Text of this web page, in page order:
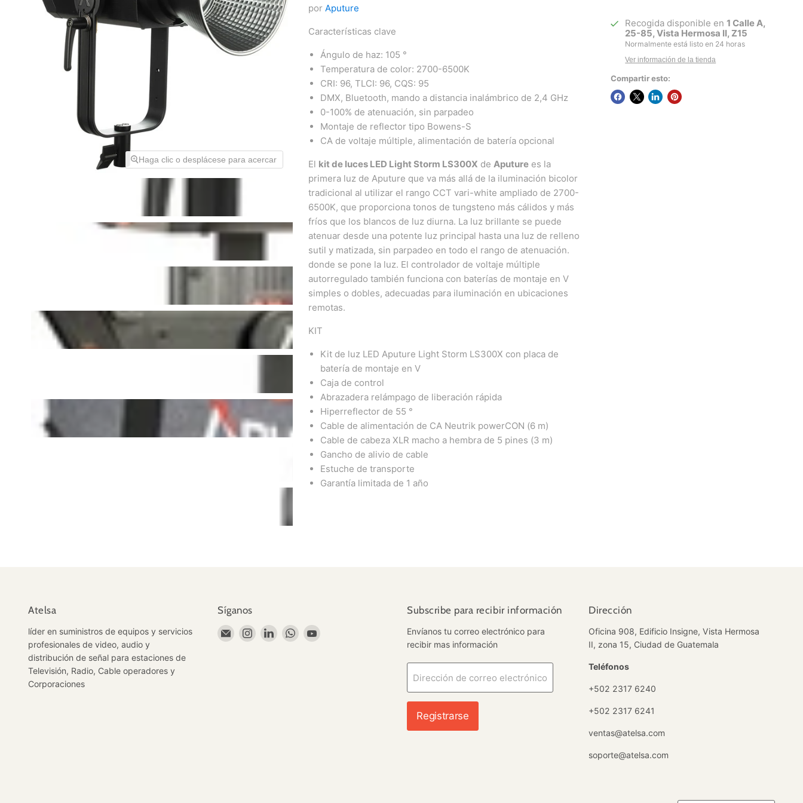
Haga clic o desplácese para acercar Haga clic o desplácese para acercar
por Aputure
Características clave
Ángulo de haz: 105 °
Temperatura de color: 2700-6500K
CRI: 96, TLCI: 96, CQS: 95
DMX, Bluetooth, mando a distancia inalámbrico de 2,4 GHz
0-100% de atenuación, sin parpadeo
Montaje de reflector tipo Bowens-S
CA de voltaje múltiple, alimentación de batería opcional
El kit de luces LED Light Storm LS300X de Aputurees la
primera luz de Aputure que va más allá de la iluminación bicolor
tradicional al utilizar el rango CCT vari-white ampliado de 2700-
6500K, que proporciona tonos de tungsteno más cálidos y más
fríos que los blancos de luz diurna. La luz brillante se puede
atenuar desde una potente luz principal hasta una luz de relleno
sutil y matizada, sin parpadeo en todo el rango de atenuación.
donde se pone la luz. El controlador de voltaje múltiple
autorregulado también funciona con baterías de montaje en V
simples o dobles, adecuadas para iluminación en ubicaciones
remotas.
KIT
Kit de luz LED Aputure Light Storm LS300X con placa de
batería de montaje en V
Caja de control
Abrazadera relámpago de liberación rápida
Hiperreflector de 55 °
Cable de alimentación de CA Neutrik powerCON (6 m)
Cable de cabeza XLR macho a hembra de 5 pines (3 m)
Gancho de alivio de cable
Estuche de transporte
Garantía limitada de 1 año
Recogida disponible en1 Calle A,
25-85, Vista Hermosa II, Z15
Normalmente está listo en 24 horas
Ver información de la tienda
Compartir esto:
Atelsa
líder en suministros de equipos y servicios
profesionales de video, audio y
distribución de señal para estaciones de
Televisión, Radio, Cable operadores y
Corporaciones
Síganos
Encuéntrenos
Encuéntrenos
Encuéntrenos
Encuéntrenos
Encuéntrenos
Subscribe para recibir información
Envíanos tu correo electrónico para
recibir mas información
Dirección de correo electrónico
Registrarse
Dirección
Oficina 908, Edificio Insigne, Vista Hermosa
II, zona 15, Ciudad de Guatemala
Teléfonos
+502 2317 6240
+502 2317 6241
ventas@atelsa.com
soporte@atelsa.com